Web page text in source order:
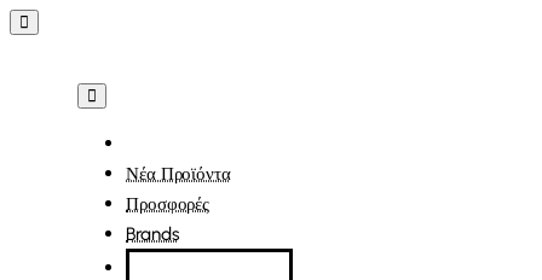
Νέα Προϊόντα
Προσφορές
Brands